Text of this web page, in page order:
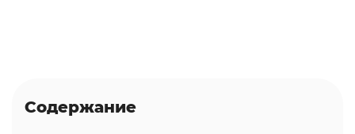
Содержание